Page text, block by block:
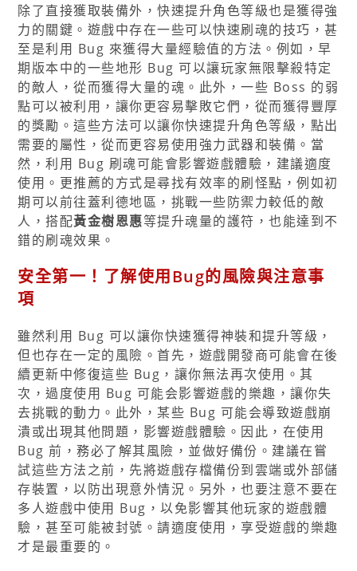
除了直接獲取裝備外，快速提升角色等級也是獲得強
力的關鍵。遊戲中存在一些可以快速刷魂的技巧，甚
至是利用 Bug 來獲得大量經驗值的方法。例如，早
期版本中的一些地形 Bug 可以讓玩家無限擊殺特定
的敵人，從而獲得大量的魂。此外，一些 Boss 的弱
點可以被利用，讓你更容易擊敗它們，從而獲得豐厚
的獎勵。這些方法可以讓你快速提升角色等級，點出
需要的屬性，從而更容易使用強力武器和裝備。當
然，利用 Bug 刷魂可能會影響遊戲體驗，建議適度
使用。更推薦的方式是尋找有效率的刷怪點，例如初
期可以前往蓋利德地區，挑戰一些防禦力較低的敵
人，搭配黃金樹恩惠等提升魂量的護符，也能達到不
錯的刷魂效果。
安全第一！了解使用Bug的風險與注意事
項
雖然利用 Bug 可以讓你快速獲得神裝和提升等級，
但也存在一定的風險。首先，遊戲開發商可能會在後
續更新中修復這些 Bug，讓你無法再次使用。其
次，過度使用 Bug 可能会影響遊戲的樂趣，讓你失
去挑戰的動力。此外，某些 Bug 可能会導致遊戲崩
潰或出現其他問題，影響遊戲體驗。因此，在使用
Bug 前，務必了解其風險，並做好備份。建議在嘗
試這些方法之前，先將遊戲存檔備份到雲端或外部儲
存裝置，以防出現意外情況。另外，也要注意不要在
多人遊戲中使用 Bug，以免影響其他玩家的遊戲體
驗，甚至可能被封號。請適度使用，享受遊戲的樂趣
才是最重要的。